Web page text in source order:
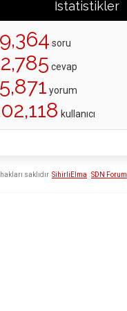
İstatistikler
soru
cevap
yorum
kullanıcı
SihirliElma SDN Forum
saklıdır